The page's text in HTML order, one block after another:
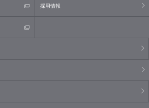
採用情報